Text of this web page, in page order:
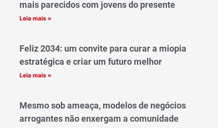
mais parecidos com jovens do presente
Leia mais »
Feliz 2034: um convite para curar a miopia
estratégica e criar um futuro melhor
Leia mais »
Mesmo sob ameaça, modelos de negócios
arrogantes não enxergam a comunidade